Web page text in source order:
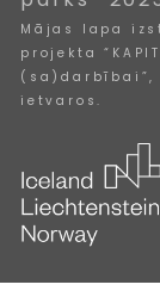
Mājas lapa
projekta
(sa)darbībai”,
ietvaros.